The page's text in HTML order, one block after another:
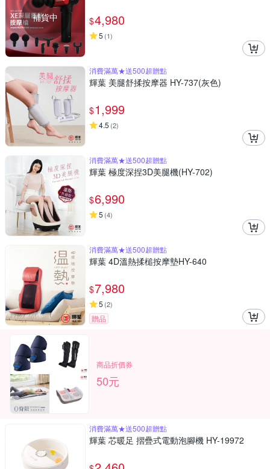
補貨中 $4,980
5 (1)
消費滿萬★送500超贈點
輝葉 美腿舒揉按摩器 HY-737(灰色)
$1,999
4.5 (2)
消費滿萬★送500超贈點
輝葉 極度深捏3D美腿機(HY-702)
$6,990
5 (4)
消費滿萬★送500超贈點
輝葉 4D溫熱揉槌按摩墊HY-640
$7,980
5 (2)
贈品
商品折價券
50元
消費滿萬★送500超贈點
輝葉 芯暖足 摺疊式電動泡腳機 HY-19972